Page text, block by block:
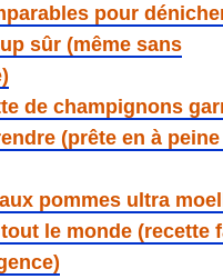
pour
sûr (même sans
de champignons
(prête en à peine
pommes ultra
le monde (recette